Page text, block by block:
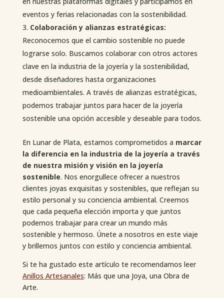
eventos y ferias relacionadas con la sostenibilidad.
Colaboración y alianzas estratégicas:
Reconocemos que el cambio sostenible no puede
lograrse solo. Buscamos colaborar con otros actores
clave en la industria de la joyería y la sostenibilidad,
desde diseñadores hasta organizaciones
medioambientales. A través de alianzas estratégicas,
podemos trabajar juntos para hacer de la joyería
sostenible una opción accesible y deseable para todos.
En Lunar de Plata, estamos comprometidos a marcar
la diferencia en la industria de la joyería a través
de nuestra misión y visión en la joyería
sostenible. Nos enorgullece ofrecer a nuestros
clientes joyas exquisitas y sostenibles, que reflejan su
estilo personal y su conciencia ambiental. Creemos
que cada pequeña elección importa y que juntos
podemos trabajar para crear un mundo más
sostenible y hermoso. Únete a nosotros en este viaje
y brillemos juntos con estilo y conciencia ambiental.
Si te ha gustado este artículo te recomendamos leer
Anillos Artesanales: Más que una Joya, una Obra de
Arte.